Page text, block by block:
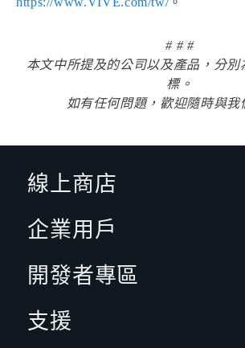
# # #
本文中所提及的公司以及產品，分別
標。
如有任何問題，歡迎隨時與我
線上商店
企業用戶
開發者專區
支援